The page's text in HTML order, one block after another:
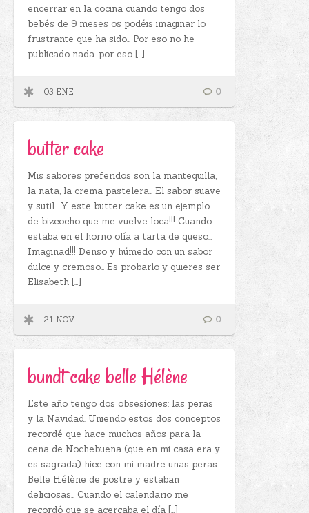
encerrar en la cocina cuando tengo dos
bebés de 9 meses os podéis imaginar lo
frustrante que ha sido… Por eso no he
publicado nada. por eso […]
03 ENE 0
butter cake
Mis sabores preferidos son la mantequilla,
la nata, la crema pastelera… El sabor suave
y sutil… Y este butter cake es un ejemplo
de bizcocho que me vuelve loca!!! Cuando
estaba en el horno olía a tarta de queso…
Imaginad!!! Denso y húmedo con un sabor
dulce y cremoso… Es probarlo y quieres ser
Elisabeth […]
21 NOV 0
bundt cake belle Hélène
Este año tengo dos obsesiones: las peras
y la Navidad. Uniendo estos dos conceptos
recordé que hace muchos años para la
cena de Nochebuena (que en mi casa era y
es sagrada) hice con mi madre unas peras
Belle Hélène de postre y estaban
deliciosas… Cuando el calendario me
recordó que se acercaba el día […]